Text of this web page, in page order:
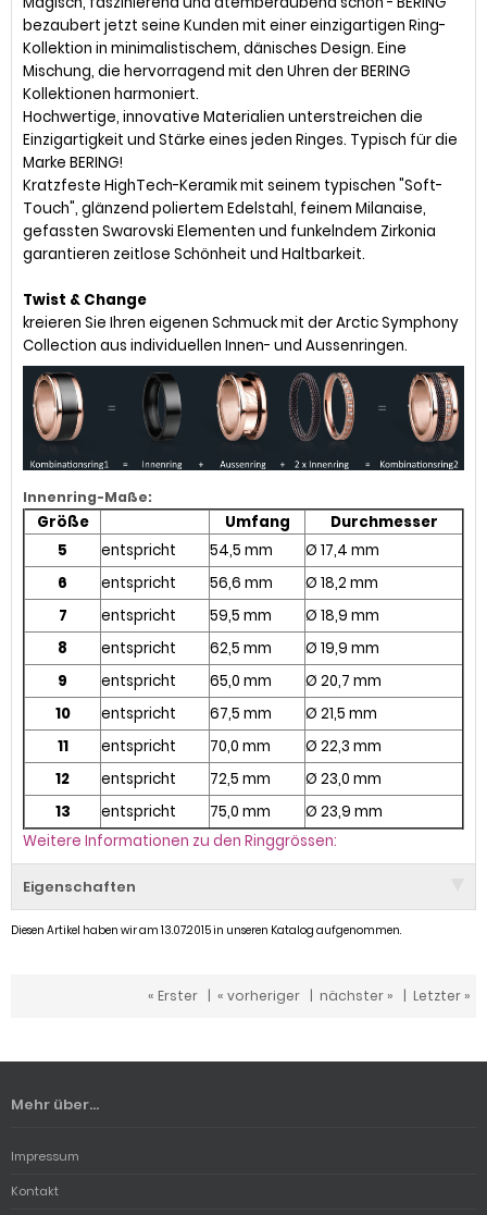
bezaubert jetzt seine Kunden mit einer einzigartigen Ring-
Kollektion in minimalistischem, dänisches Design. Eine
Mischung, die hervorragend mit den Uhren der BERING
Kollektionen harmoniert.
Hochwertige, innovative Materialien unterstreichen die
Einzigartigkeit und Stärke eines jeden Ringes. Typisch für die
Marke BERING!
Kratzfeste HighTech-Keramik mit seinem typischen "Soft-
Touch", glänzend poliertem Edelstahl, feinem Milanaise,
gefassten Swarovski Elementen und funkelndem Zirkonia
garantieren zeitlose Schönheit und Haltbarkeit.
Twist & Change
kreieren Sie Ihren eigenen Schmuck mit der Arctic Symphony
Collection aus individuellen Innen- und Aussenringen.
Innenring-Maße:
Größe Umfang
Durchmesser
5
entspricht 54,5 mm
Ø 17,4 mm
6
entspricht 56,6 mm
Ø 18,2 mm
7
entspricht 59,5 mm
Ø 18,9 mm
8
entspricht 62,5 mm
Ø 19,9 mm
9
entspricht 65,0 mm
Ø 20,7 mm
10
entspricht 67,5 mm
Ø 21,5 mm
11
entspricht 70,0 mm
Ø 22,3 mm
12
entspricht 72,5 mm
Ø 23,0 mm
13
entspricht 75,0 mm
Ø 23,9 mm
Weitere Informationen zu den Ringgrössen:
Eigenschaften
Diesen Artikel haben wir am 13.07.2015 in unseren Katalog aufgenommen.
« Erster | « vorheriger | nächster » | Letzter »
Mehr über...
Impressum
Kontakt